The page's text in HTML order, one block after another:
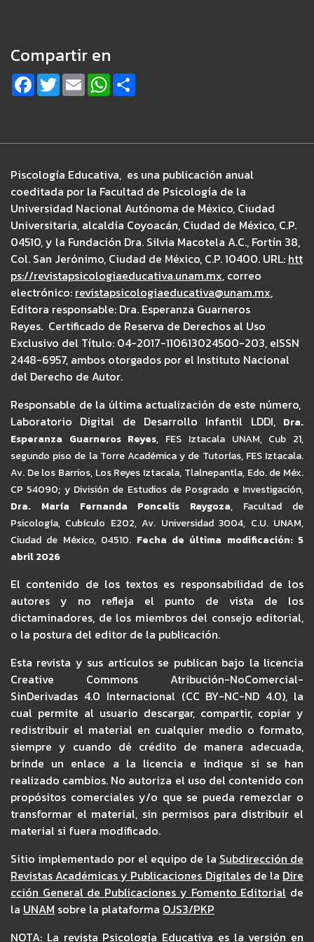
Compartir en
F
a
c
o
T
w
r
E
m
a
W
h
a
p
Piscología Educativa, es una publicación anual
coeditada por la Facultad de Psicología de la
Universidad Nacional Autónoma de México, Ciudad
Universitaria, alcaldía Coyoacán, Ciudad de México, C.P.
04510, y la Fundación Dra. Silvia Macotela A.C., Fortín 38,
Col. San Jerónimo, Ciudad de México, C.P. 10400. URL: htt
ps://revistapsicologiaeducativa.unam.mx, correo
electrónico: revistapsicologiaeducativa@unam.mx,
Editora responsable: Dra. Esperanza Guarneros
Reyes. Certificado de Reserva de Derechos al Uso
Exclusivo del Título: 04-2017-110613024500-203, eISSN
2448-6957, ambos otorgados por el Instituto Nacional
del Derecho de Autor.
Responsable de la última actualización de este número,
Laboratorio Digital de Desarrollo Infantil LDDI, Dra.
Esperanza Guarneros Reyes, FES Iztacala UNAM, Cub 21,
segundo piso de la Torre Académica y de Tutorías, FES Iztacala.
Av. De los Barrios, Los Reyes Iztacala, Tlalnepantla, Edo. de Méx.
CP 54090; y División de Estudios de Posgrado e Investigación,
Dra. María Fernanda Poncelis Raygoza, Facultad de
Psicología, Cubículo E202, Av. Universidad 3004, C.U. UNAM,
Ciudad de México, 04510. Fecha de última modificación: 5
abril 2026
El contenido de los textos es responsabilidad de los
autores y no refleja el punto de vista de los
dictaminadores, de los miembros del consejo editorial,
o la postura del editor de la publicación.
Esta revista y sus artículos se publican bajo la licencia
Creative Commons Atribución-NoComercial-
SinDerivadas 4.0 Internacional (CC BY-NC-ND 4.0), la
cual permite al usuario descargar, compartir, copiar y
redistribuir el material en cualquier medio o formato,
siempre y cuando dé crédito de manera adecuada,
brinde un enlace a la licencia e indique si se han
realizado cambios. No autoriza el uso del contenido con
propósitos comerciales y/o que se pueda remezclar o
transformar el material, sin permisos para distribuir el
material si fuera modificado.
Sitio implementado por el equipo de la Subdirección de
Revistas Académicas y Publicaciones Digitalesde la Dire
cción General de Publicaciones y Fomento Editorial de
la UNAM sobre la plataforma OJS3/PKP
NOTA: La revista Psicología Educativa es la versión en